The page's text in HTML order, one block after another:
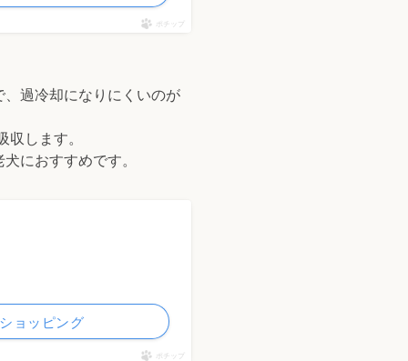
ポチップ
過冷却になりにくいのが
します。
におすすめです。
ョッピング
ポチップ